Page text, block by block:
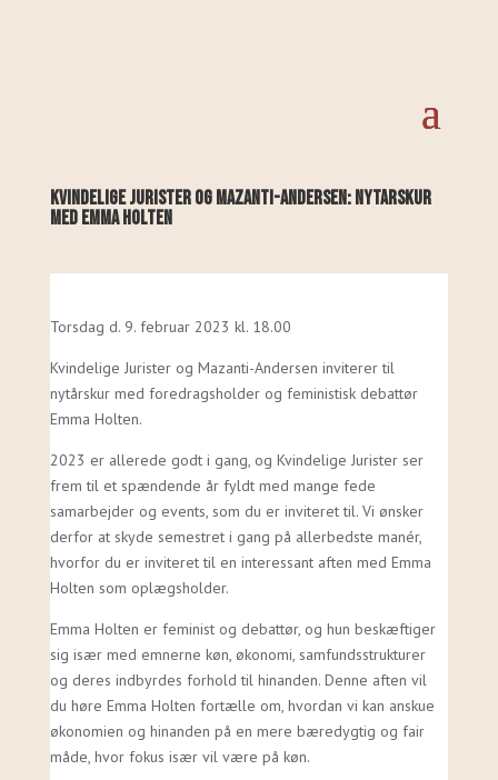
Kvindelige Jurister og Mazanti-Andersen: Nytårskur
med Emma Holten
Torsdag d. 9. februar 2023 kl. 18.00
Kvindelige Jurister og Mazanti-Andersen inviterer til
nytårskur med foredragsholder og feministisk debattør
Emma Holten.
2023 er allerede godt i gang, og Kvindelige Jurister ser
frem til et spændende år fyldt med mange fede
samarbejder og events, som du er inviteret til. Vi ønsker
derfor at skyde semestret i gang på allerbedste manér,
hvorfor du er inviteret til en interessant aften med Emma
Holten som oplægsholder.
Emma Holten er feminist og debattør, og hun beskæftiger
sig især med emnerne køn, økonomi, samfundsstrukturer
og deres indbyrdes forhold til hinanden. Denne aften vil
du høre Emma Holten fortælle om, hvordan vi kan anskue
økonomien og hinanden på en mere bæredygtig og fair
måde, hvor fokus især vil være på køn.